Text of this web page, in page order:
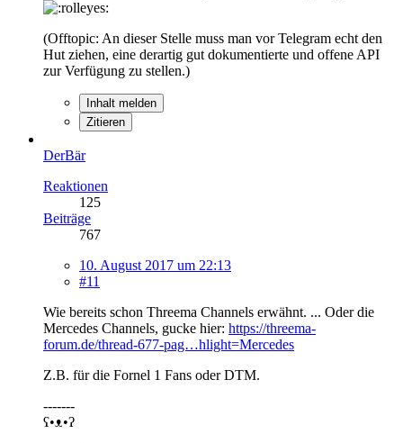
(Offtopic: An dieser Stelle muss man vor Telegram echt den
Hut ziehen, eine derartig gut dokumentierte und offene API
zur Verfügung zu stellen.)
Inhalt melden
Zitieren
DerBär
Reaktionen
125
Beiträge
767
10. August 2017 um 22:13
#11
Wie bereits schon Threema Channels erwähnt. ... Oder die
Mercedes Channels, gucke hier: https://threema-
forum.de/thread-677-pag…hlight=Mercedes
Z.B. für die Fornel 1 Fans oder DTM.
-------
ʕ•ᴥ•ʔ